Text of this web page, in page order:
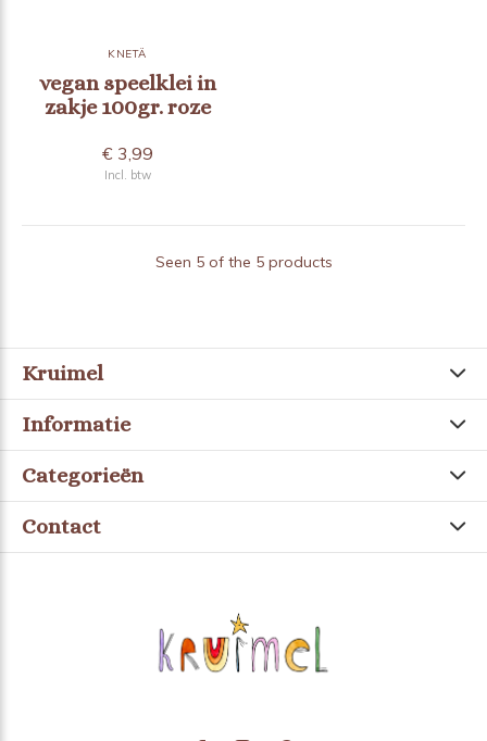
KNETÄ
vegan speelklei in
zakje 100gr. roze
€ 3,99
Incl. btw
Seen 5 of the 5 products
Kruimel
Informatie
Categorieën
Contact